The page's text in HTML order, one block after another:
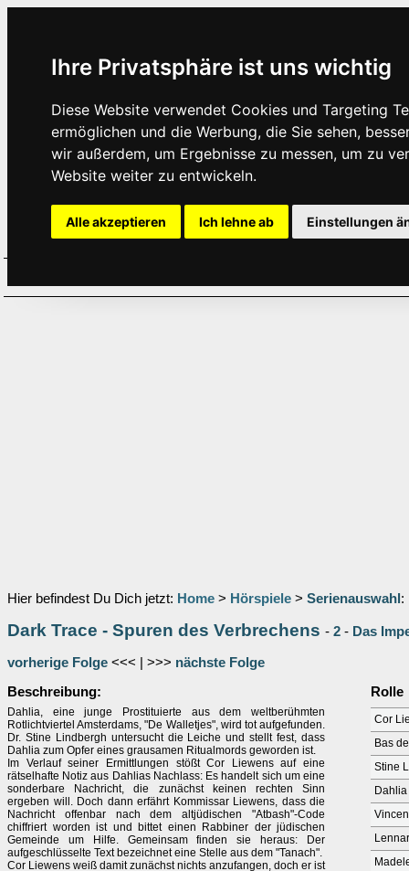
Ihre Privatsphäre ist uns wichtig
Diese Website verwendet Cookies und Targeting
ermöglichen und die Werbung, die Sie sehen,
wir außerdem, um Ergebnisse zu messen, um zu
Website weiter zu entwickeln.
Alle akzeptieren Ich lehne ab Einstellungen
Hier befindest Du Dich jetzt: Home > Hörspiele > Serienauswahl :
Dark Trace - Spuren des Verbrechens - 2 - Das
vorherige Folge <<< | >>> nächste Folge
Beschreibung:
Dahlia, eine junge Prostituierte aus dem weltberühmten
Rotlichtviertel Amsterdams, "De Walletjes", wird tot aufgefunden.
Dr. Stine Lindbergh untersucht die Leiche und stellt fest, dass
Dahlia zum Opfer eines grausamen Ritualmords geworden ist.
Im Verlauf seiner Ermittlungen stößt Cor Liewens auf eine
rätselhafte Notiz aus Dahlias Nachlass: Es handelt sich um eine
sonderbare Nachricht, die zunächst keinen rechten Sinn
ergeben will. Doch dann erfährt Kommissar Liewens, dass die
Nachricht offenbar nach dem altjüdischen "Atbash"-Code
chiffriert worden ist und bittet einen Rabbiner der jüdischen
Gemeinde um Hilfe. Gemeinsam finden sie heraus: Der
aufgeschlüsselte Text bezeichnet eine Stelle aus dem "Tanach".
Cor Liewens weiß damit zunächst nichts anzufangen, doch er ist
Rolle
Cor
Bas
Stine
Dahlia